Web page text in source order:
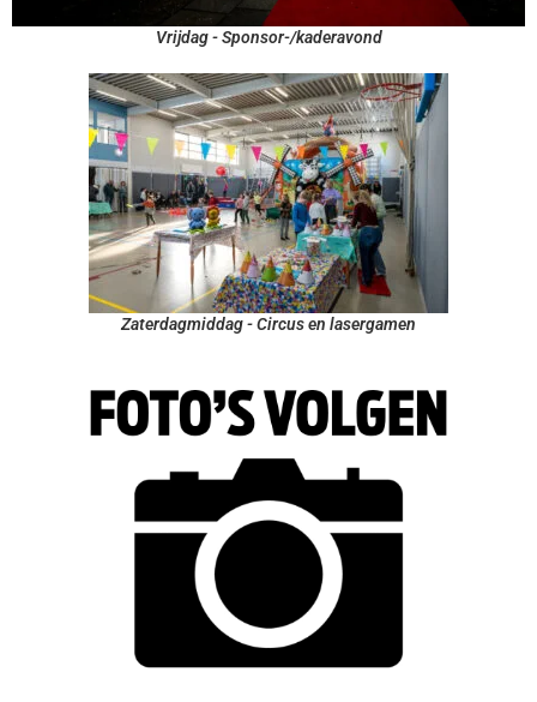
Vrijdag - Sponsor-/kaderavond
Zaterdagmiddag - Circus en lasergamen